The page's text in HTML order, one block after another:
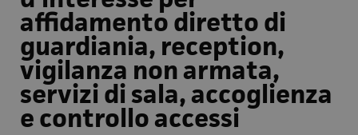
affidamento diretto di
guardiania, reception,
vigilanza non armata,
servizi di sala, accoglienza
e controllo accessi